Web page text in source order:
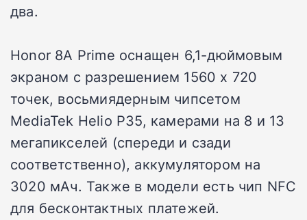
два.
Honor 8A Prime оснащен 6,1-дюймовым
экраном с разрешением 1560 х 720
точек, восьмиядерным чипсетом
MediaTek Helio P35, камерами на 8 и 13
мегапикселей (спереди и сзади
соответственно), аккумулятором на
3020 мАч. Также в модели есть чип NFC
для бесконтактных платежей.